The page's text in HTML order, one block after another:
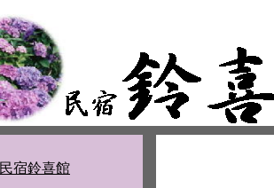
民宿鈴喜館